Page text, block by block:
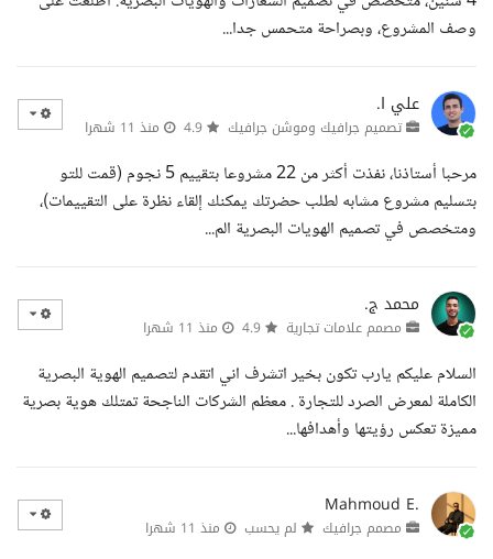
وصف المشروع، وبصراحة متحمس جدا...
علي ا.
تصميم جرافيك وموشن جرافيك منذ 11 شهرا
مرحبا أستاذنا، نفذت أكثر من 22 مشروعا بتقييم 5 نجوم (قمت للتو
بتسليم مشروع مشابه لطلب حضرتك يمكنك إلقاء نظرة على التقييمات)،
ومتخصص في تصميم الهويات البصرية الم...
محمد ج.
مصمم علامات تجارية منذ 11 شهرا
السلام عليكم يارب تكون بخير اتشرف اني اتقدم لتصميم الهوية البصرية
الكاملة لمعرض الصرد للتجارة . معظم الشركات الناجحة تمتلك هوية بصرية
مميزة تعكس رؤيتها وأهدافها...
Mahmoud E.
مصمم جرافيك لم يحسب منذ 11 شهرا